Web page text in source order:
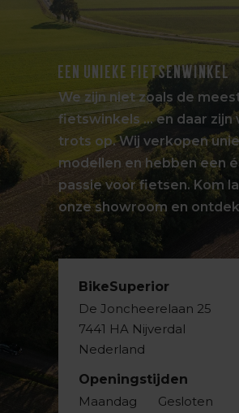
EEN UNIEKE FIETSENWINKEL
We zijn niet zoals de
fietswinkels … en daar zijn
trots op. Wij verkopen
modellen en hebben een
passie voor fietsen. Kom
onze showroom en
BikeSuperior
De Joncheerelaan 25
7441 HA Nijverdal
Nederland
Openingstijden
Maandag
Gesloten